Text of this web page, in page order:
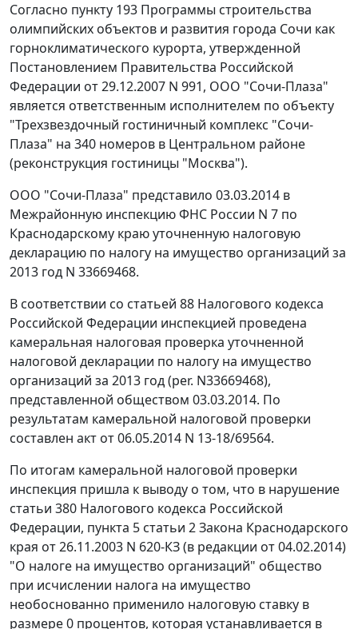
Согласно пункту 193 Программы строительства
олимпийских объектов и развития города Сочи как
горноклиматического курорта, утвержденной
Постановлением Правительства Российской
Федерации от 29.12.2007 N 991, ООО "Сочи-Плаза"
является ответственным исполнителем по объекту
"Трехзвездочный гостиничный комплекс "Сочи-
Плаза" на 340 номеров в Центральном районе
(реконструкция гостиницы "Москва").
ООО "Сочи-Плаза" представило 03.03.2014 в
Межрайонную инспекцию ФНС России N 7 по
Краснодарскому краю уточненную налоговую
декларацию по налогу на имущество организаций за
2013 год N 33669468.
В соответствии со статьей 88 Налогового кодекса
Российской Федерации инспекцией проведена
камеральная налоговая проверка уточненной
налоговой декларации по налогу на имущество
организаций за 2013 год (per. N33669468),
представленной обществом 03.03.2014. По
результатам камеральной налоговой проверки
составлен акт от 06.05.2014 N 13-18/69564.
По итогам камеральной налоговой проверки
инспекция пришла к выводу о том, что в нарушение
статьи 380 Налогового кодекса Российской
Федерации, пункта 5 статьи 2 Закона Краснодарского
края от 26.11.2003 N 620-КЗ (в редакции от 04.02.2014)
"О налоге на имущество организаций" общество
при исчислении налога на имущество
необоснованно применило налоговую ставку в
размере 0 процентов, которая устанавливается в